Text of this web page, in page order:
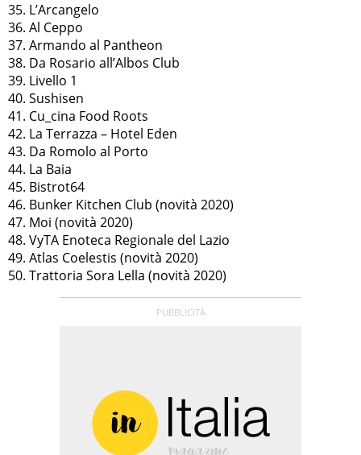
35. L’Arcangelo
36. Al Ceppo
37. Armando al Pantheon
38. Da Rosario all’Albos Club
39. Livello 1
40. Sushisen
41. Cu_cina Food Roots
42. La Terrazza – Hotel Eden
43. Da Romolo al Porto
44. La Baia
45. Bistrot64
46. Bunker Kitchen Club (novità 2020)
47. Moi (novità 2020)
48. VyTA Enoteca Regionale del Lazio
49. Atlas Coelestis (novità 2020)
50. Trattoria Sora Lella (novità 2020)